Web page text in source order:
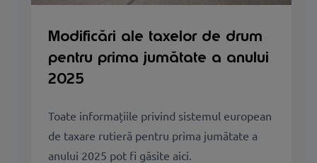
Modificări ale taxelor de drum
pentru prima jumătate a anului
2025
Toate informațiile privind sistemul european
de taxare rutieră pentru prima jumătate a
anului 2025 pot fi găsite aici.